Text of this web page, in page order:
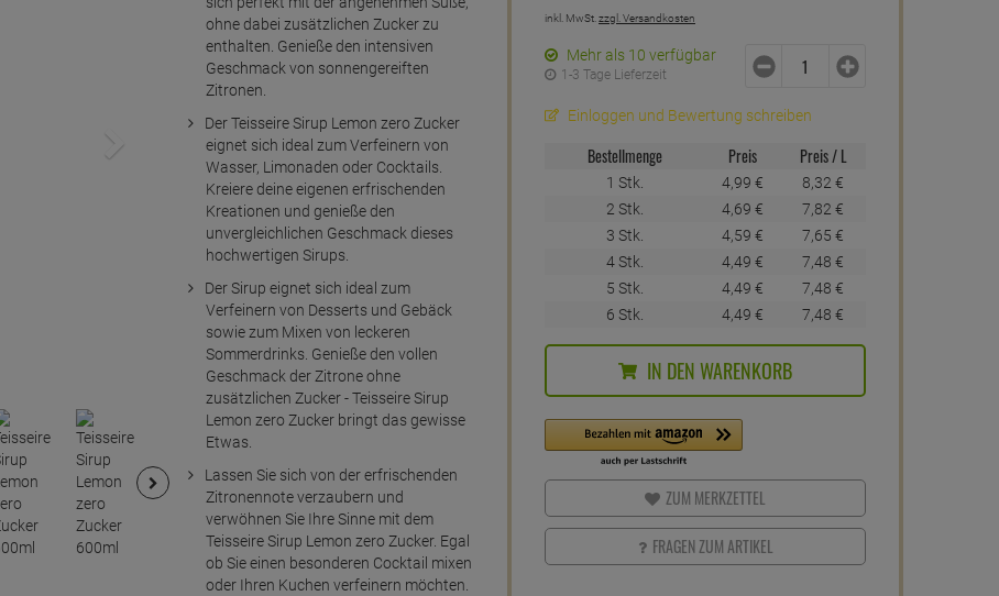
ohne dabei zusätzlichen Zucker zu
enthalten. Genieße den intensiven
Geschmack von sonnengereiften
Zitronen.
Der Teisseire Sirup Lemon zero Zucker
eignet sich ideal zum Verfeinern von
Wasser, Limonaden oder Cocktails.
Kreiere deine eigenen erfrischenden
Kreationen und genieße den
unvergleichlichen Geschmack dieses
hochwertigen Sirups.
Der Sirup eignet sich ideal zum
Verfeinern von Desserts und Gebäck
sowie zum Mixen von leckeren
Sommerdrinks. Genieße den vollen
Geschmack der Zitrone ohne
zusätzlichen Zucker - Teisseire Sirup
Lemon zero Zucker bringt das gewisse
Etwas.
Lassen Sie sich von der erfrischenden
Zitronennote verzaubern und
verwöhnen Sie Ihre Sinne mit dem
Teisseire Sirup Lemon zero Zucker. Egal
ob Sie einen besonderen Cocktail mixen
oder Ihren Kuchen verfeinern möchten.
inkl. MwSt. zzgl. Versandkosten
Mehr als 10 verfügbar
1-3 Tage Lieferzeit
Einloggen und Bewertung schreiben
Bestellmenge Preis Preis / L
1 Stk. 4,99 € 8, 32 €
2 Stk.
4, 69 € 7, 82 €
3 Stk.
4, 59 € 7, 65 €
4 Stk.
4,49 € 7, 48 €
5 Stk.
4,49 € 7, 48 €
6 Stk.
4,49 € 7, 48 €
IN DEN WARENKORB
ZUM MERKZETTEL
FRAGEN ZUM ARTIKEL